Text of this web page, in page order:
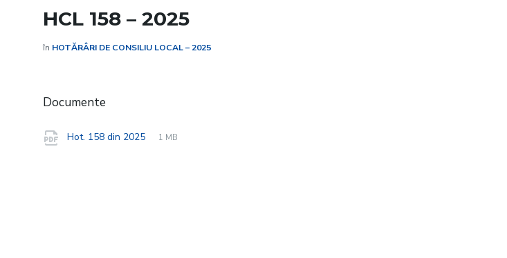
HCL 158 – 2025
în HOTĂRÂRI DE CONSILIU LOCAL – 2025
Documente
Hot. 158 din 2025
File
pdf
File
1 MB